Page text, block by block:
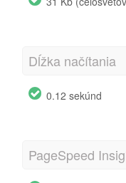
Dĺžka načítania
0.12 sekúnd
PageSpeed